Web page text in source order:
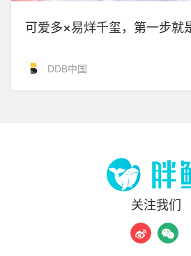
可爱多×易烊千玺，第一步就
DDB中国
关注我们